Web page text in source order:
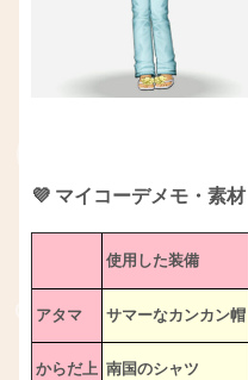
💜 マイコーデメモ・素材
使用した装備
アタマ サマーなカンカン帽
からだ上 南国のシャツ